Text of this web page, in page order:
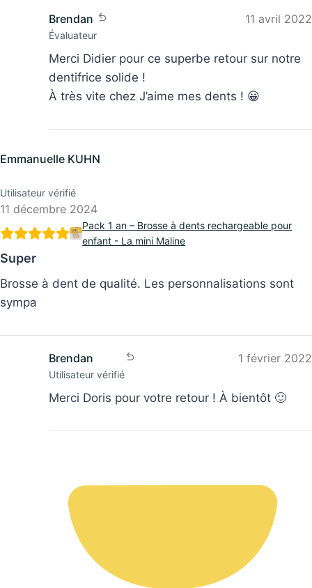
Brendan
Évaluateur
11 avril 2022
Merci Didier pour ce superbe retour sur notre
dentifrice solide !
À très vite chez J’aime mes dents ! 😀
Emmanuelle KUHN
11 décembre 2024
Pack 1 an – Brosse à dents rechargeable pour
enfant - La mini Maline
Super
Brosse à dent de qualité. Les personnalisations sont
sympa
Brendan
Utilisateur vérifié
1 février 2022
Merci Doris pour votre retour ! À bientôt 🙂